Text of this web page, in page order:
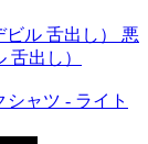
悪
出し）
シャツ - ライト